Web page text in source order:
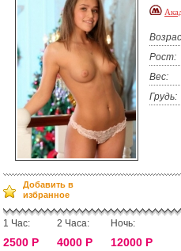
Рост:
Вес:
Грудь:
Добавить в
избранное
1 Час:
2500 Р
2 Часа:
4000 Р
Ночь:
12000 Р